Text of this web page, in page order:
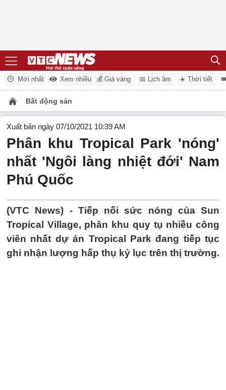
Mới nhất Xem nhiều 💰 Giá vàng 📅 Lịch âm ☀️ Thời tiết
Bất động sản
Xuất bản ngày 07/10/2021 10:39 AM
Phân khu Tropical Park 'nóng'
nhất 'Ngôi làng nhiệt đới' Nam
Phú Quốc
(VTC News) - Tiếp nối sức nóng của Sun
Tropical Village, phân khu quy tụ nhiều công
viên nhất dự án Tropical Park đang tiếp tục
ghi nhận lượng hấp thụ kỷ lục trên thị trường.